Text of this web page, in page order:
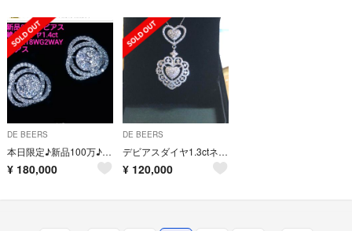
DE BEERS
本日限定♪新品100万♪絶品デビアス1.4ctダイヤ使用2WAY18金ピアス
¥ 180,000
DE BEERS
デビアスダイヤ1.3ctネックレス
¥ 120,000